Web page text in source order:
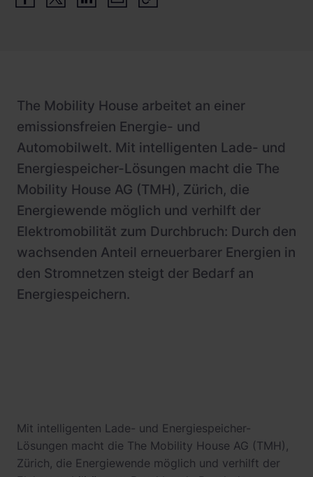
The Mobility House arbeitet an einer
emissionsfreien Energie- und
Automobilwelt. Mit intelligenten Lade- und
Energiespeicher-Lösungen macht die The
Mobility House AG (TMH), Zürich, die
Energiewende möglich und verhilft der
Elektromobilität zum Durchbruch: Durch den
wachsenden Anteil erneuerbarer Energien in
den Stromnetzen steigt der Bedarf an
Energiespeichern.
Mit intelligenten Lade- und Energiespeicher-
Lösungen macht die The Mobility House AG (TMH),
Zürich, die Energiewende möglich und verhilft der